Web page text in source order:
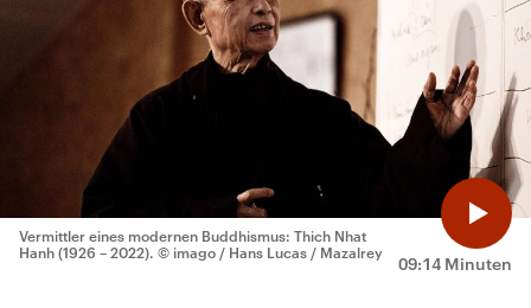
09:14 Minuten
Vermittler eines modernen Buddhismus: Thich Nhat
Hanh (1926 – 2022). © imago / Hans Lucas / Mazalrey